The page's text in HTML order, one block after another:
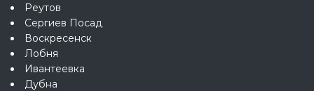
Реутов
Сергиев Посад
Воскресенск
Лобня
Ивантеевка
Дубна